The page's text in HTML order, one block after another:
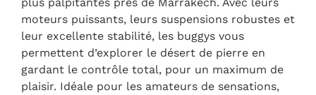
moteurs puissants, leurs suspensions robustes et
leur excellente stabilité, les buggys vous
permettent d’explorer le désert de pierre en
gardant le contrôle total, pour un maximum de
plaisir. Idéale pour les amateurs de sensations,